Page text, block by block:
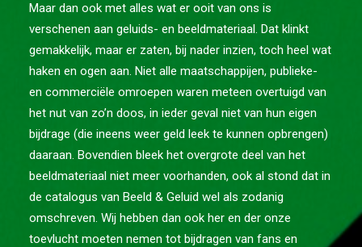
VIDEOS
ARCHIEF
Maar dan ook met alles wat er ooit van ons is
verschenen aan geluids- en beeldmateriaal. Dat klinkt
gemakkelijk, maar er zaten, bij nader inzien, toch heel wat
haken en ogen aan. Niet alle maatschappijen, publieke-
en commerciële omroepen waren meteen overtuigd van
het nut van zo’n doos, in ieder geval niet van hun eigen
bijdrage (die ineens weer geld leek te kunnen opbrengen)
daaraan. Bovendien bleek het overgrote deel van het
beeldmateriaal niet meer voorhanden, ook al stond dat in
de catalogus van Beeld & Geluid wel als zodanig
omschreven. Wij hebben dan ook her en der onze
toevlucht moeten nemen tot bijdragen van fans en